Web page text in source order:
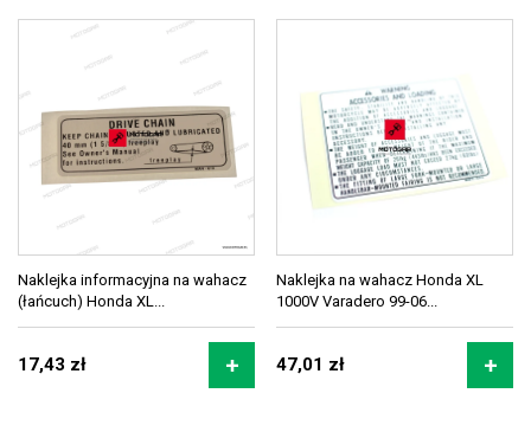
Naklejka informacyjna na wahacz
(łańcuch) Honda XL...
17,43 zł
Naklejka na wahacz Honda XL
1000V Varadero 99-06...
47,01 zł